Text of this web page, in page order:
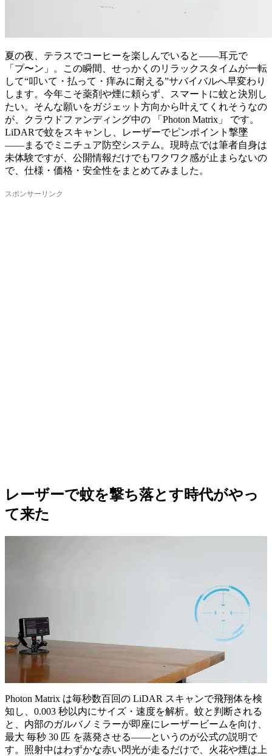
夏の夜、テラスでコーヒーを楽しんでいると――耳元で
「プ〜ン」。この瞬間、せっかくのリラックスタイムが一転
して“叩いて・払って・痒みに耐える”サバイバルへ早変わり
します。今年こそ薬剤や煙に頼らず、スマートに蚊と決別し
たい。そんな願いをガジェット方向から叶えてくれそうなの
が、クラウドファンディング中の 「Photon Matrix」 です。
LiDARで蚊をスキャンし、レーザーでピンポイント撃墜
――まるでミニチュア防空システム。現時点では筆者自身は
未体験ですが、公開情報だけでもワクワク感が止まらないの
で、仕様・価格・安全性をまとめてみました。
レーザーで蚊を撃ち落とす時代がやっ
て来た
Photon Matrix は毎秒数百回の LiDAR スキャンで飛翔体を検
知し、0.003 秒以内にサイズ・速度を解析。蚊と判断される
と、内部のガルバノミラーが即座にレーザービームを向け、
最大 毎秒 30 匹 を蒸発させる――というのが公式の説明で
す。照射中はわずかな赤い閃光が走るだけで、火花や煙は上